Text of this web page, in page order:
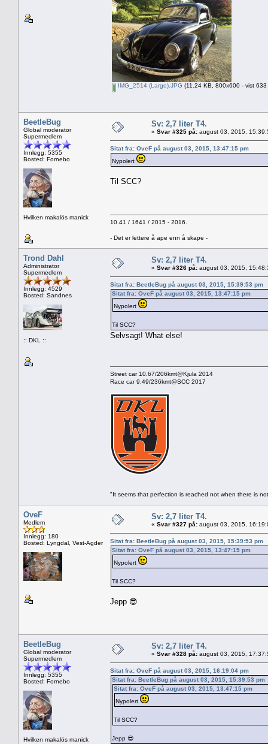
IMG_2514 (Large).JPG (11.24 KB, 800x600 - vist 633
BeetleBug
Global moderator
Supermedlem
Innlegg: 5355
Bosted: Fornebo
Hvilken makalös manick
Sv: 2,7 liter T4.
« Svar #325 på: august 03, 2015,
Sitat fra: OveF på august 03, 2015, 13:47:15 pm
Nypolert
Til SCC?
10.41 / 1641 / 2015 - 2016.
- Det er lettere å ape enn å skape -
Trond Dahl
Administrator
Supermedlem
Innlegg: 4529
Bosted: Sandnes
:: DKL ::
Sv: 2,7 liter T4.
« Svar #326 på: august 03, 2015,
Sitat fra: BeetleBug på august 03, 2015, 15:39:53 pm
Sitat fra: OveF på august 03, 2015, 13:47:15 pm
Nypolert
Til SCC?
Selvsagt! What else!
Street car 10.67/206kmt@Kjula 2014
Race car 9.49/236kmt@SCC 2017
"It seems that perfection is reached not when there is
OveF
Medlem
Innlegg: 180
Bosted: Lyngdal, Vest-Agder
Sv: 2,7 liter T4.
« Svar #327 på: august 03, 2015,
Sitat fra: BeetleBug på august 03, 2015, 15:39:53 pm
Sitat fra: OveF på august 03, 2015, 13:47:15 pm
Nypolert
Til SCC?
Jepp 😎
BeetleBug
Global moderator
Supermedlem
Innlegg: 5355
Bosted: Fornebo
Hvilken makalös manick
Sv: 2,7 liter T4.
« Svar #328 på: august 03, 2015,
Sitat fra: OveF på august 03, 2015, 16:19:04 pm
Sitat fra: BeetleBug på august 03, 2015, 15:39:53 pm
Sitat fra: OveF på august 03, 2015, 13:47:15 pm
Nypolert
Til SCC?
Jepp 😎